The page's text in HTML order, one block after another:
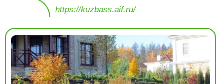
https://kuzbass.aif.ru/